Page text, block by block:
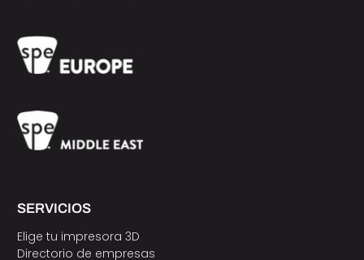
SERVICIOS
Elige tu impresora 3D
Directorio de empresas